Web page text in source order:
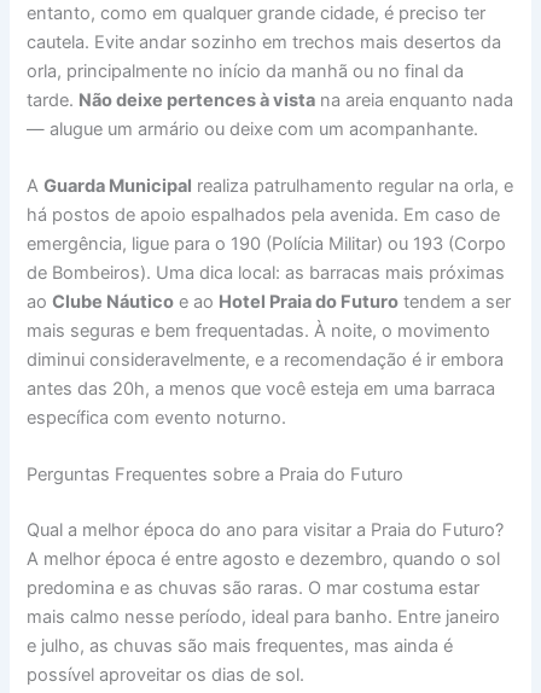
entanto, como em qualquer grande cidade, é preciso ter
cautela. Evite andar sozinho em trechos mais desertos da
orla, principalmente no início da manhã ou no final da
tarde. Não deixe pertences à vista na areia enquanto nada
— alugue um armário ou deixe com um acompanhante.
AGuarda Municipal realiza patrulhamento regular na orla, e
há postos de apoio espalhados pela avenida. Em caso de
emergência, ligue para o 190 (Polícia Militar) ou 193 (Corpo
de Bombeiros). Uma dica local: as barracas mais próximas
aoClube Náutico e ao Hotel Praia do Futuro tendem a ser
mais seguras e bem frequentadas. À noite, o movimento
diminui consideravelmente, e a recomendação é ir embora
antes das 20h, a menos que você esteja em uma barraca
específica com evento noturno.
Perguntas Frequentes sobre a Praia do Futuro
Qual a melhor época do ano para visitar a Praia do Futuro?
A melhor época é entre agosto e dezembro, quando o sol
predomina e as chuvas são raras. O mar costuma estar
mais calmo nesse período, ideal para banho. Entre janeiro
e julho, as chuvas são mais frequentes, mas ainda é
possível aproveitar os dias de sol.